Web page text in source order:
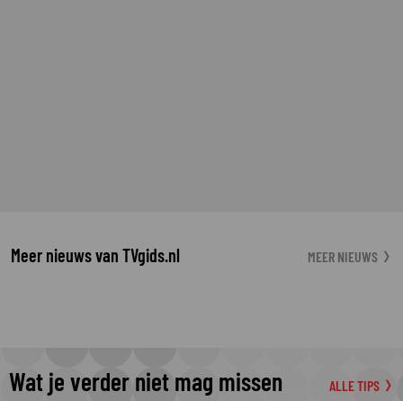
Meer nieuws van TVgids.nl MEER NIEUWS
Wat je verder niet mag missen ALLE TIPS